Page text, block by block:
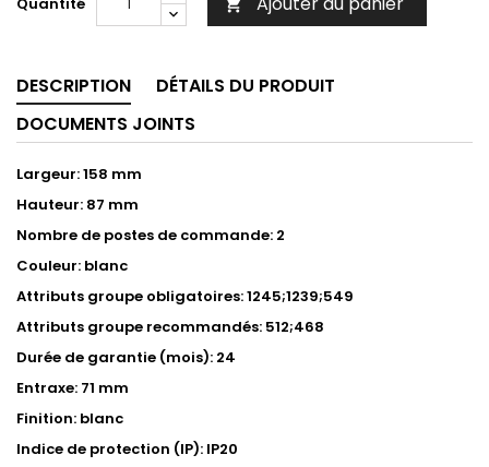

DESCRIPTION
DÉTAILS DU PRODUIT
DOCUMENTS JOINTS
Largeur: 158 mm
Hauteur: 87 mm
Nombre de postes de commande: 2
Couleur: blanc
Attributs groupe obligatoires: 1245;1239;549
Attributs groupe recommandés: 512;468
Durée de garantie (mois): 24
Entraxe: 71 mm
Finition: blanc
Indice de protection (IP): IP20